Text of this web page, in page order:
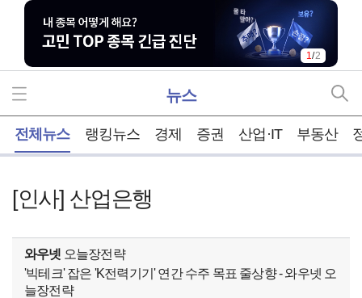
1/2
뉴스
전체뉴스 랭킹뉴스 경제 증권 산업·IT 부동산
[인사] 산업은행
와우넷 오늘장전략
'빅테크' 잡은 'K전력기기' 연간 수주 목표 줄상향 - 와우넷 오
늘장전략